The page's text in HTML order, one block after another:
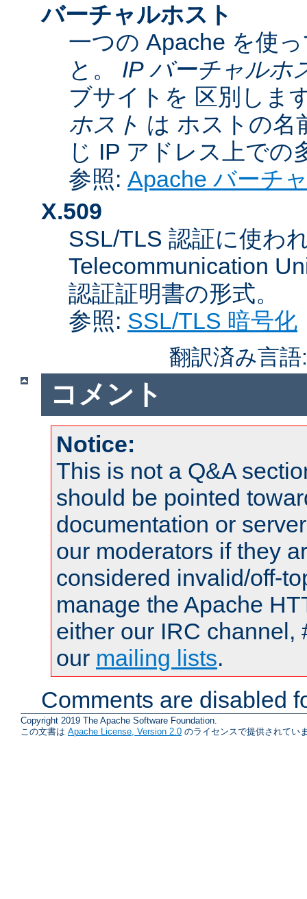
バーチャルホスト
一つの Apache を使
と。 IP バーチャルホ
ブサイトを 区別しま
ホスト は ホストの名
じ IP アドレス上で
参照: Apache バーチ
X.509
SSL/TLS 認証に使わ
Telecommunication
認証証明書の形式。
参照: SSL/TLS 暗号化
翻訳済み言
コメント
Notice:
This is not a Q&A
should be pointed
documentation or
our moderators if they
considered invalid/off-
manage the Apache
either our IRC channel,
our mailing lists.
Comments are disabled
Copyright 2019 The Apache Software Foundation.
この文書は Apache License, Version 2.0 のライセンスで提供されてい